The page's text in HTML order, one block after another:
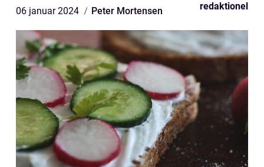
06 januar 2024 Peter Mortensen redaktionel